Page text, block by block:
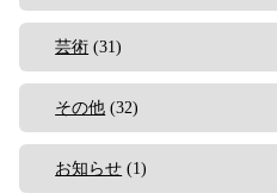
芸術 (31)
その他 (32)
お知らせ (1)